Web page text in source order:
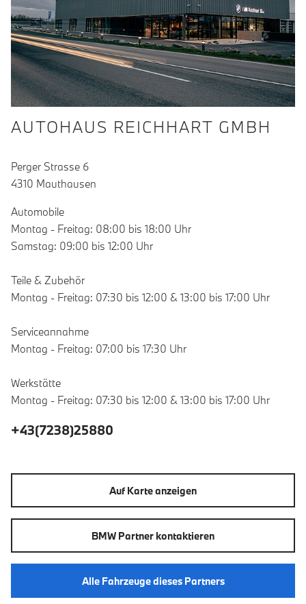
AUTOHAUS REICHHART GMBH
Perger Strasse 6
4310 Mauthausen
Automobile
Montag - Freitag: 08:00 bis 18:00 Uhr
Samstag: 09:00 bis 12:00 Uhr
Teile & Zubehör
Montag - Freitag: 07:30 bis 12:00 & 13:00 bis 17:00 Uhr
Serviceannahme
Montag - Freitag: 07:00 bis 17:30 Uhr
Werkstätte
Montag - Freitag: 07:30 bis 12:00 & 13:00 bis 17:00 Uhr
+43(7238)25880
Auf Karte anzeigen
BMW Partner kontaktieren
Alle Fahrzeuge dieses Partners